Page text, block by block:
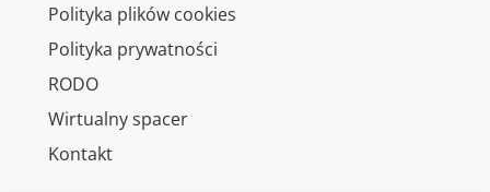
Polityka plików cookies
Polityka prywatności
RODO
Wirtualny spacer
Kontakt